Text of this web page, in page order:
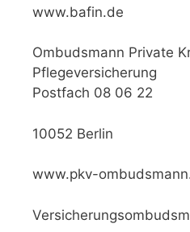
www.bafin.de
Ombudsmann Private
Pflegeversicherung
Postfach 08 06 22
10052 Berlin
www.pkv-